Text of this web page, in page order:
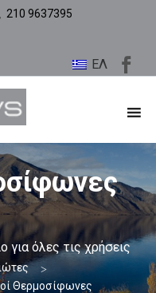
210 9637395
ΕΛ
για όλες τις χρήσεις
Θερμοσίφωνες